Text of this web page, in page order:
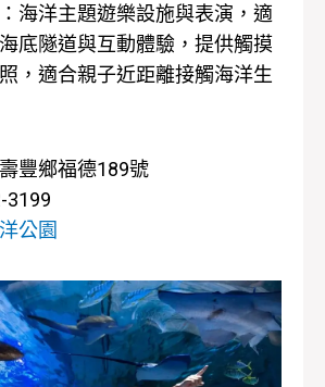
：海洋主題遊樂設施與表演，適
底隧道與互動體驗，提供觸摸
，適合親子近距離接觸海洋生
豐鄉福德189號
3199
公園